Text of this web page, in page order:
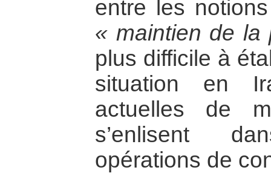
entre les
« maintien de la
plus difficile à
situation en
actuelles de
s’enlisent
opérations de